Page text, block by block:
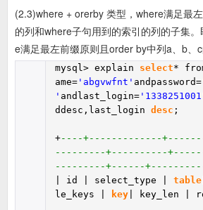
(2.3)where + orerby 类型，where满足最
的列和where子句用到的索引的列的子集
e满足最左前缀原则且order by中列a、b、
mysql> explain select*
ame= 'abgvwfnt' andpassword=
' andlast_login=
ddesc,last_login desc ;
+----+-------------
---------+----------
---------+------
| id | select_type | table
le_keys |
key | key_len |